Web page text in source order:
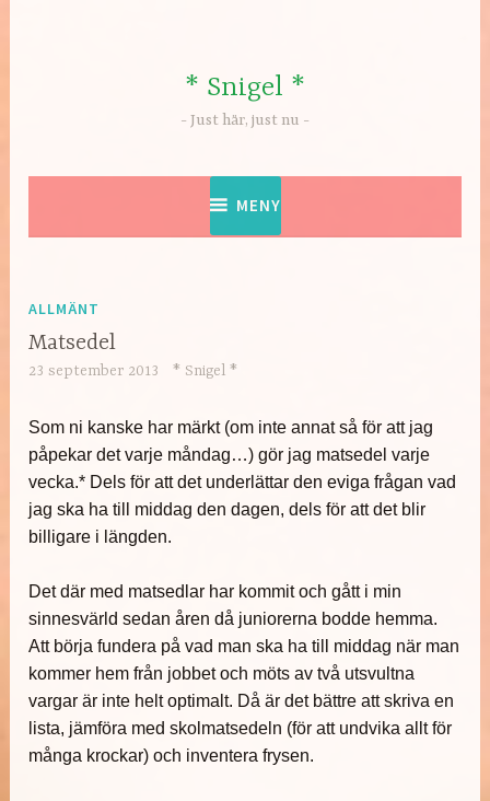
* Snigel *
Just här, just nu
MENY
ALLMÄNT
Matsedel
23 september 2013 * Snigel *
Som ni kanske har märkt (om inte annat så för att jag
påpekar det varje måndag…) gör jag matsedel varje
vecka.* Dels för att det underlättar den eviga frågan vad
jag ska ha till middag den dagen, dels för att det blir
billigare i längden.
Det där med matsedlar har kommit och gått i min
sinnesvärld sedan åren då juniorerna bodde hemma.
Att börja fundera på vad man ska ha till middag när man
kommer hem från jobbet och möts av två utsvultna
vargar är inte helt optimalt. Då är det bättre att skriva en
lista, jämföra med skolmatsedeln (för att undvika allt för
många krockar) och inventera frysen.